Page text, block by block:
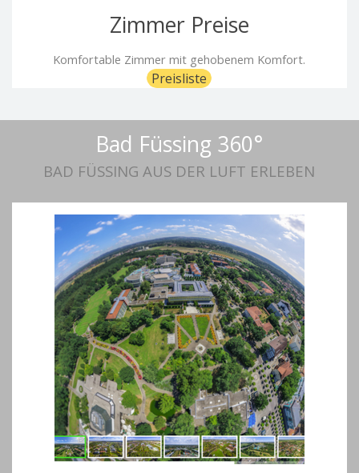
Zimmer Preise
Komfortable Zimmer mit gehobenem Komfort.
Preisliste
Bad Füssing 360°
BAD FÜSSING AUS DER LUFT ERLEBEN